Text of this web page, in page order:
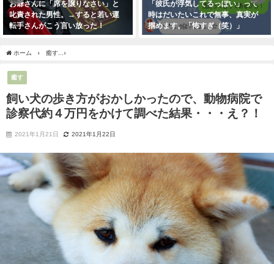
お爺さんに「席を譲りなさい」と
叱責された男性。→すると若い運
転手さんがこう言い放った！
「彼氏が浮気してるっぽい」って
時はだいたいこれで無事、真実が
掴めます。「怖すぎ（笑）」
ホーム 癒す
癒す
飼い犬の歩き方がおかしかったので、動物病院で
診察代約４万円をかけて調べた結果・・・え？！
2021年1月21日 2021年1月22日